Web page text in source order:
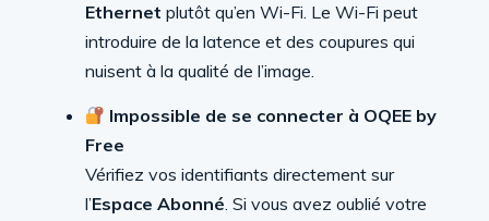
Ethernet plutôt qu’en Wi-Fi. Le Wi-Fi peut
introduire de la latence et des coupures qui
nuisent à la qualité de l’image.
Impossible de se connecter à OQEE by
Free
Vérifiez vos identifiants directement sur
l’Espace Abonné. Si vous avez oublié votre